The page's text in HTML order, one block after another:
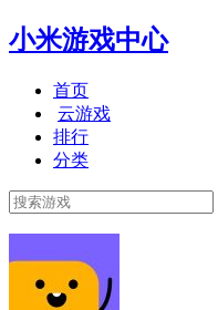
小米游戏中心
首页
云游戏
排行
分类